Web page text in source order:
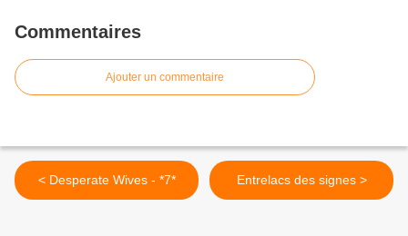
Commentaires
Ajouter un commentaire
< Desperate Wives - *7* Entrelacs des signes >